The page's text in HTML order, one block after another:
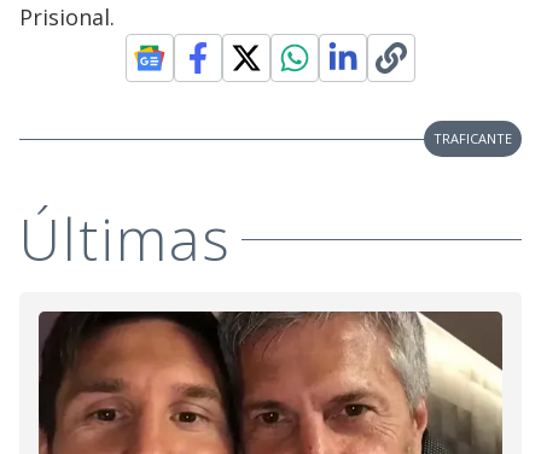
Prisional.
TRAFICANTE
Últimas